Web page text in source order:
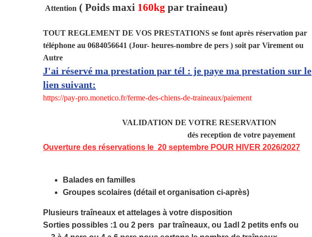
Attention ( Poids maxi 160kg par traineau)
TOUT REGLEMENT DE VOS PRESTATIONS se font après réservation par
téléphone au 0684056641 (Jour- heures-nombre de pers ) soit par Virement ou
Autre
J'ai réservé ma prestation par tél : je paye ma prestation sur le
lien suivant:
https://pay-pro.monetico.fr/ferme-des-chiens-de-traineaux/paiement
VALIDATION DE VOTRE RESERVATION
dés reception de votre payement
Ouverture des réservations le 20 septembre POUR HIVER 2026/2027
Balades en familles
Groupes scolaires (détail et organisation ci-après)
Plusieurs traîneaux et attelages à votre disposition
Sorties possibles :1 ou 2 pers par traîneaux, ou 1adl 2 petits enfs ou